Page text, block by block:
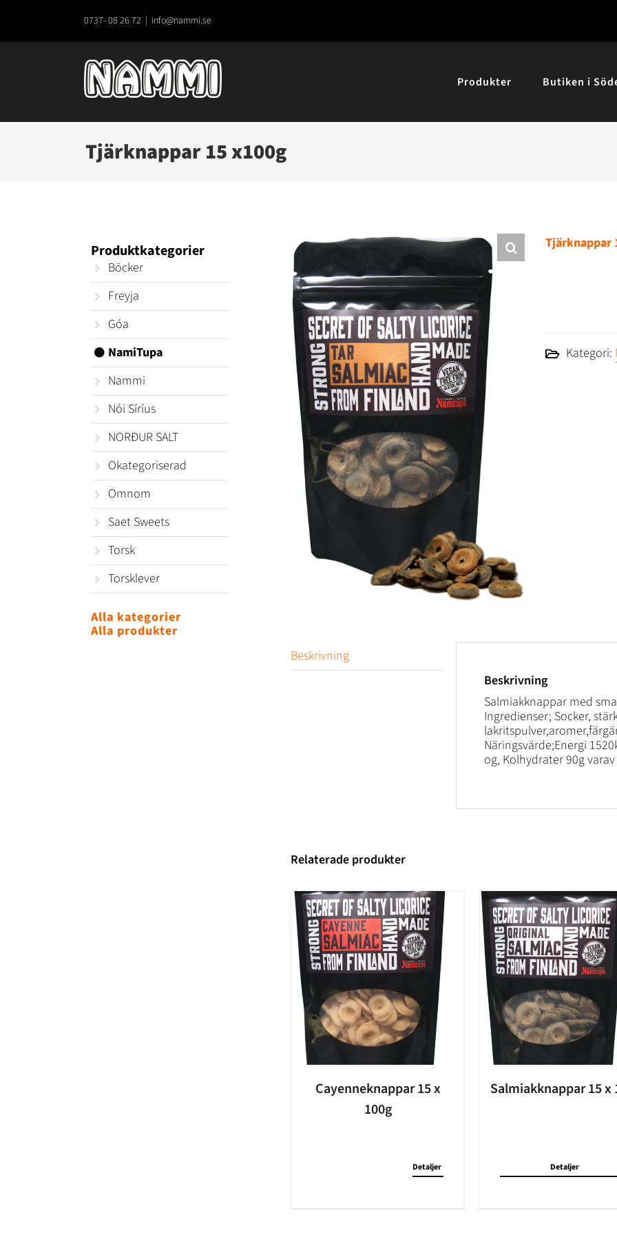
0737- 08 26 72 | info@nammi.se
Produkter Butiken i
Tjärknappar 15 x100g
Tjärknappar
Kategori:
Beskrivning
Beskrivning
Salmiakknappar med
Ingredienser; Socker,
Näringsvärde;Energi
og, Kolhydrater 90g
Relaterade produkter
Cayenneknappar 15 x
100g
Detaljer
Salmiakknappar 15 x
Detaljer
Produktkategorier
Böcker
Freyja
Góa
NamiTupa
Nammi
Nói Síríus
NORÐUR SALT
Okategoriserad
Omnom
Saet Sweets
Torsk
Torsklever
Alla kategorier
Alla produkter